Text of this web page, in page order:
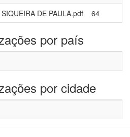
DE PAULA.pdf
64
por país
por cidade